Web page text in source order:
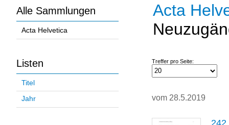
Alle Sammlungen
Acta Helvetica
Listen
Titel
Jahr
Acta
Treffer pro Seite:
vom 28.5.2019